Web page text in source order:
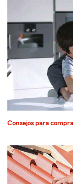
Consejos para